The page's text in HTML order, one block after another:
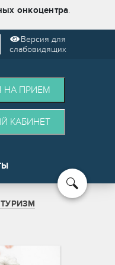
онкоцентра.
Версия для
слабовидящих
НА ПРИЕМ
КАБИНЕТ